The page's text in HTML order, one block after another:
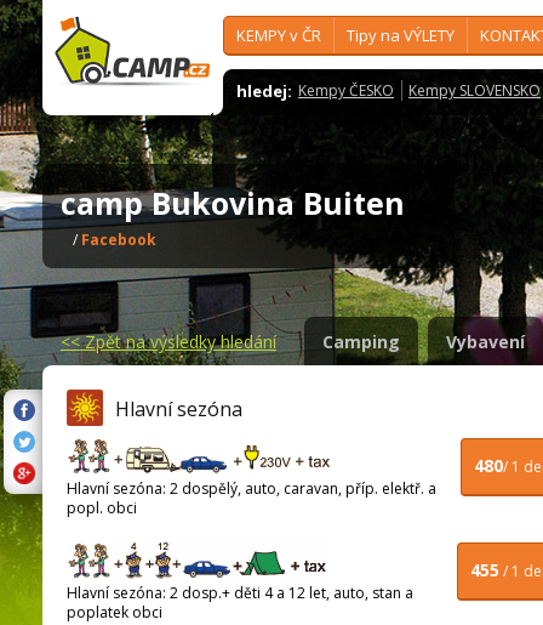
KEMPY v ČR Tipy na VÝLETY
hledej: Kempy ČESKO Kempy SLOVENSKO
camp Bukovina Buiten
/ Facebook
<<Zpět na výsledky hledání Camping Vybavení
Hlavní sezóna
480/ 1
Hlavní sezóna: 2 dospělý, auto, caravan, příp. elektř. a
popl. obci
455 / 1
Hlavní sezóna: 2 dosp.+ děti 4 a 12 let, auto, stan a
poplatek obci